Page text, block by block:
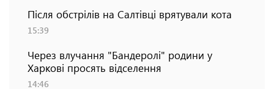
Після обстрілів на Салтівці врятували кота
15:39
Через влучання "Бандеролі" родини у
Харкові просять відселення
14:46